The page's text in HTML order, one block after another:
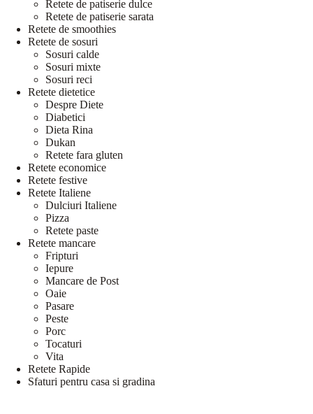
Retete de patiserie dulce
Retete de patiserie sarata
Retete de smoothies
Retete de sosuri
Sosuri calde
Sosuri mixte
Sosuri reci
Retete dietetice
Despre Diete
Diabetici
Dieta Rina
Dukan
Retete fara gluten
Retete economice
Retete festive
Retete Italiene
Dulciuri Italiene
Pizza
Retete paste
Retete mancare
Fripturi
Iepure
Mancare de Post
Oaie
Pasare
Peste
Porc
Tocaturi
Vita
Retete Rapide
Sfaturi pentru casa si gradina